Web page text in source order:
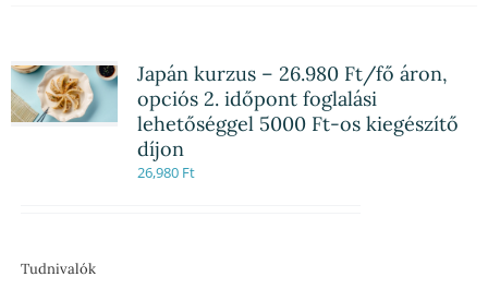
Japán kurzus – 26.980 Ft/fő áron,
opciós 2. időpont foglalási
lehetőséggel 5000 Ft-os kiegészítő
díjon
26,980 Ft
Tudnivalók